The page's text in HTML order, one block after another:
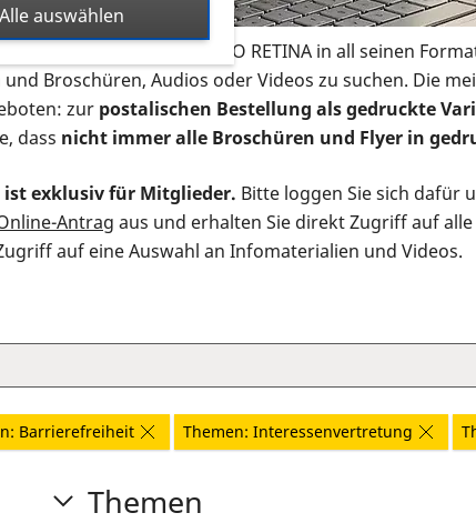
Infomaterial der PRO RETINA in all seinen
Broschüren, Audios oder Videos zu suchen. Die
zur postalischen Bestellung als gedruckte
dass nicht immer alle Broschüren und Flyer in
ist exklusiv für Mitglieder. Bitte loggen Sie sich dafür
Antrag aus und erhalten Sie direkt Zugriff auf
auf eine Auswahl an Infomaterialien und Videos.
Barrierefreiheit Themen: Interessenvertretung
Themen
Alle auswählen